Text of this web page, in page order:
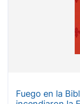
Fuego en la